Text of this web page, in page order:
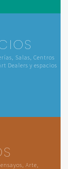
Salas, Centros
Dealers y espacios
Arte,